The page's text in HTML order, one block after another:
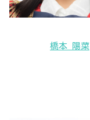
橋本 陽菜